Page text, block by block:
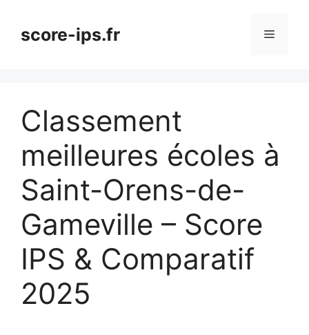
contenuscore-ips.fr Menu
Classement
meilleures écoles à
Saint-Orens-de-
Gameville – Score
IPS & Comparatif
2025